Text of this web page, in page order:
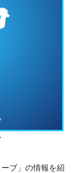
ブ」の情報を紹